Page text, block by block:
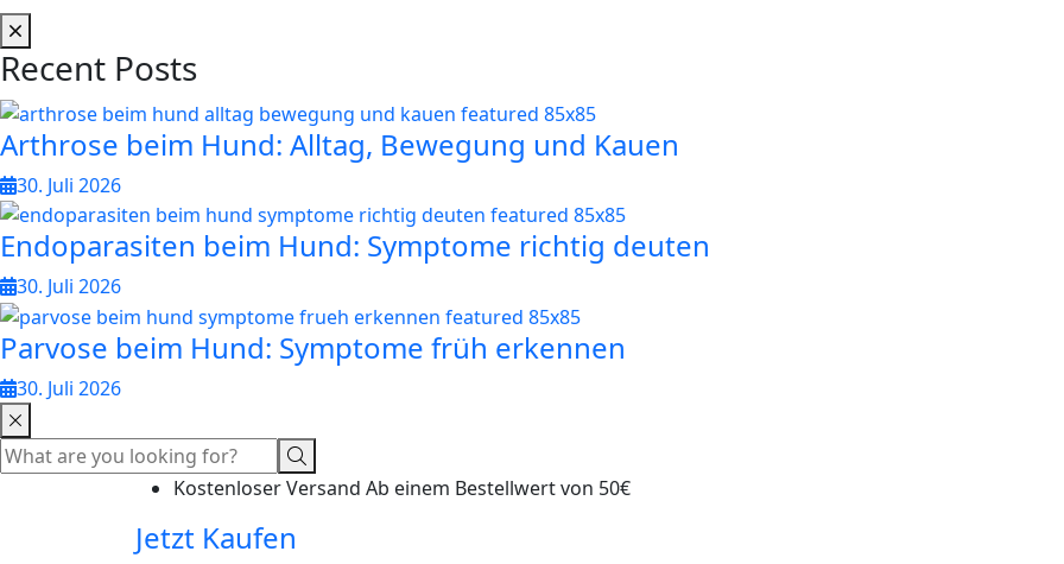
Recent Posts
Arthrose beim Hund: Alltag, Bewegung und Kauen
30. Juli 2026
Endoparasiten beim Hund: Symptome richtig deuten
30. Juli 2026
Parvose beim Hund: Symptome früh erkennen
30. Juli 2026
Kostenloser Versand Ab einem Bestellwert von 50€
Jetzt Kaufen